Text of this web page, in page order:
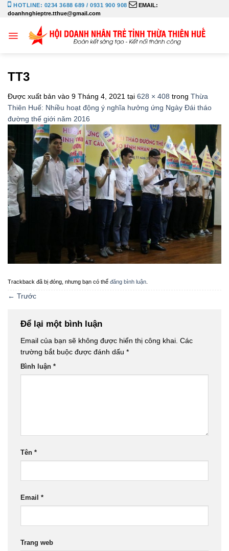
Bỏ
qua
dung
HOTLINE: 0234 3688 689 / 0931 900 908
EMAIL:
doanhnghieptre.tthue@gmail.com
TT3
Được xuất bản vào 9 Tháng 4, 2021 tại 628 × 408 trong Thừa
Thiên Huế: Nhiều hoạt động ý nghĩa hưởng ứng Ngày Đái tháo
đường thế giới năm 2016
Trackback đã bị đóng, nhưng bạn có thể đăng bình luận
← Trước
Để lại một bình luận
Email của bạn sẽ không được hiển thị công khai. Các
trường bắt buộc được đánh dấu *
Bình luận *
Tên *
Email *
Trang web